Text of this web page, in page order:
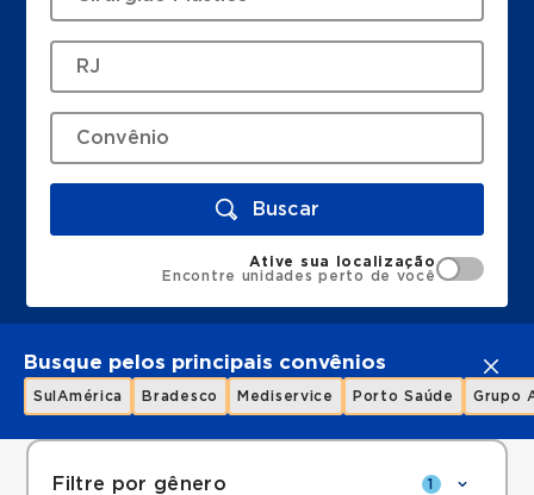
Buscar
Ative sua localização
Encontre unidades perto de você
Busque pelos principais convênios
SulAmérica Bradesco Mediservice Porto Saúde Grupo
Filtre por gênero 1